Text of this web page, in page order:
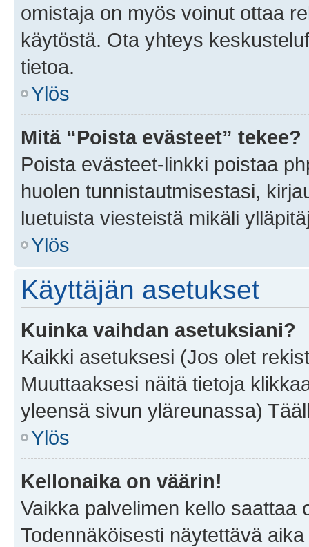
omistaja on myös voinut ottaa
käytöstä. Ota yhteys
tietoa.
Ylös
Mitä “Poista evästeet” tekee?
Poista evästeet-linkki poistaa
huolen tunnistautmisestasi,
luetuista viesteistä mikäli
Ylös
Käyttäjän asetukset
Kuinka vaihdan asetuksiani?
Kaikki asetuksesi (Jos olet
Muuttaaksesi näitä tietoja
yleensä sivun yläreunassa)
Ylös
Kellonaika on väärin!
Vaikka palvelimen kello saattaa
Todennäköisesti näytettävä